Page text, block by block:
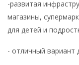
-развитая
магазины,
для детей и
- отличный вариант